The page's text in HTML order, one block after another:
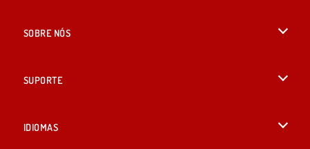
SOBRE NÓS
SUPORTE
IDIOMAS